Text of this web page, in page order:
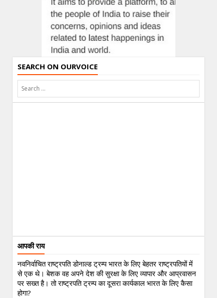
SEARCH ON OURVOICE
आपकी राय
नवनिर्वाचित राष्ट्रपति डोनाल्ड ट्रम्प भारत के लिए बेहतर राष्ट्रपतियों में
से एक थे। बेशक वह अपने देश की सुरक्षा के लिए व्यापार और आप्रवासन
पर सख्त है। तो राष्ट्रपति ट्रम्प का दूसरा कार्यकाल भारत के लिए कैसा
होगा?